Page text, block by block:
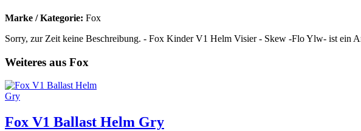
Marke / Kategorie: Fox
Sorry, zur Zeit keine Beschreibung. - Fox Kinder V1 Helm Visier - Skew -Flo Ylw- ist ein
Weiteres aus Fox
Fox V1 Ballast Helm Gry